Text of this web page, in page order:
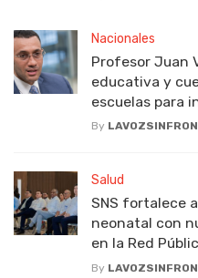
Nacionales
Profesor Juan
educativa y
escuelas para
By
Salud
SNS fortalece
neonatal con
en la Red
By